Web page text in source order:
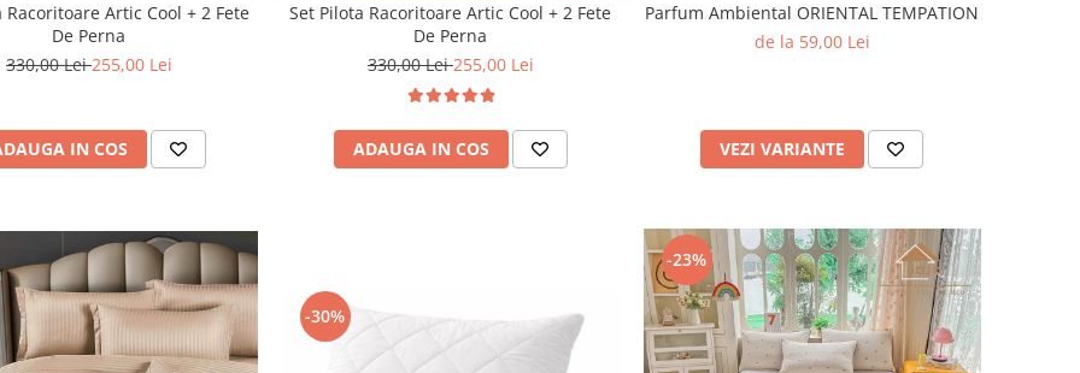
Racoritoare Artic Cool + 2 Fete
De Perna
330,00 Lei255,00 Lei
IN COS
Set Pilota Racoritoare Artic Cool + 2 Fete
De Perna
330,00 Lei255,00 Lei
ADAUGA IN COS
Parfum Ambiental ORIENTAL TEMPATION
de la 59,00 Lei
VEZI VARIANTE
-30%
-23%